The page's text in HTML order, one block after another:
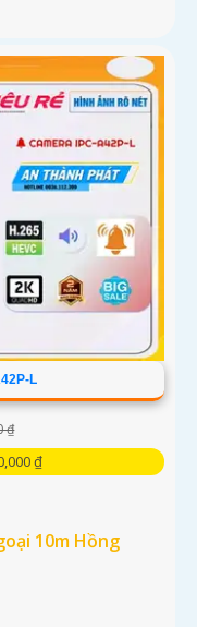
L
₫
₫
10m Hồng